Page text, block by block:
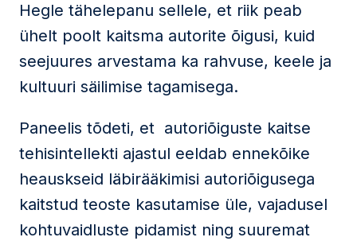
Hegle tähelepanu sellele, et riik peab
ühelt poolt kaitsma autorite õigusi, kuid
seejuures arvestama ka rahvuse, keele ja
kultuuri säilimise tagamisega.
Paneelis tõdeti, et autoriõiguste kaitse
tehisintellekti ajastul eeldab ennekõike
heauskseid läbirääkimisi autoriõigusega
kaitstud teoste kasutamise üle, vajadusel
kohtuvaidluste pidamist ning suuremat